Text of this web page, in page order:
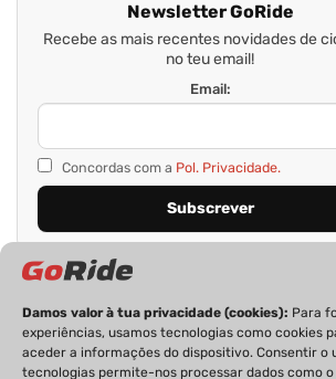
Damos valor à tua privacidade (cookies): Para
experiências, usamos tecnologias como cookies
aceder a informações do dispositivo. Consentir o
tecnologias permite-nos processar dados como
Newsletter GoRide
Recebe as mais recentes novidades de
no teu email!
Email:
Concordas com a Pol. Privacidade.